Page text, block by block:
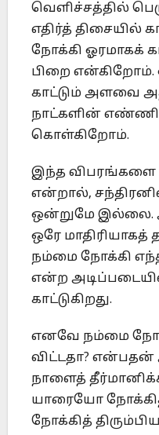
வெளிச்சத்தில்
எதிர்த் திசையில்
நோக்கி ஓரமாகக்
பிறை
காட்டும் அளவை
நாட்களின்
கொள்கிறோம்.
இந்த விபரங்களை
என்றால்,
ஒன்றுமே இல்லை.
ஒரே மாதிரியாகத்
நம்மை நோக்கி எந்த
என்ற
காட்டுகிறது.
எனவே நம்மை
விட்டதா?
நாளைத்
யாரையோ
நோக்கித்